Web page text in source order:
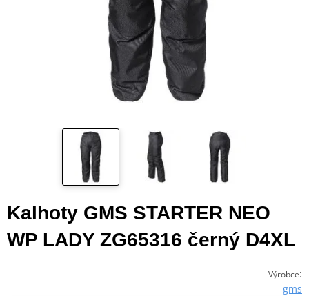
Kalhoty GMS STARTER NEO
WP LADY ZG65316 černý D4XL
Výrobce:
gms